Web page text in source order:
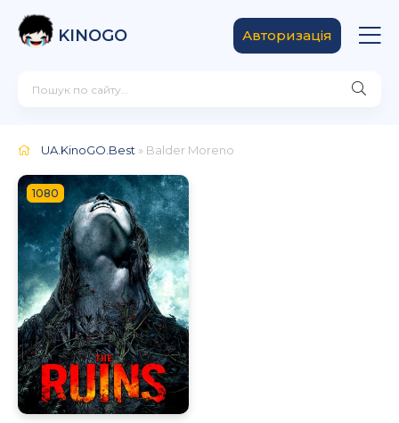
KINOGO Авторизація
UA.KinoGO.Best » Balder Moreno
1080